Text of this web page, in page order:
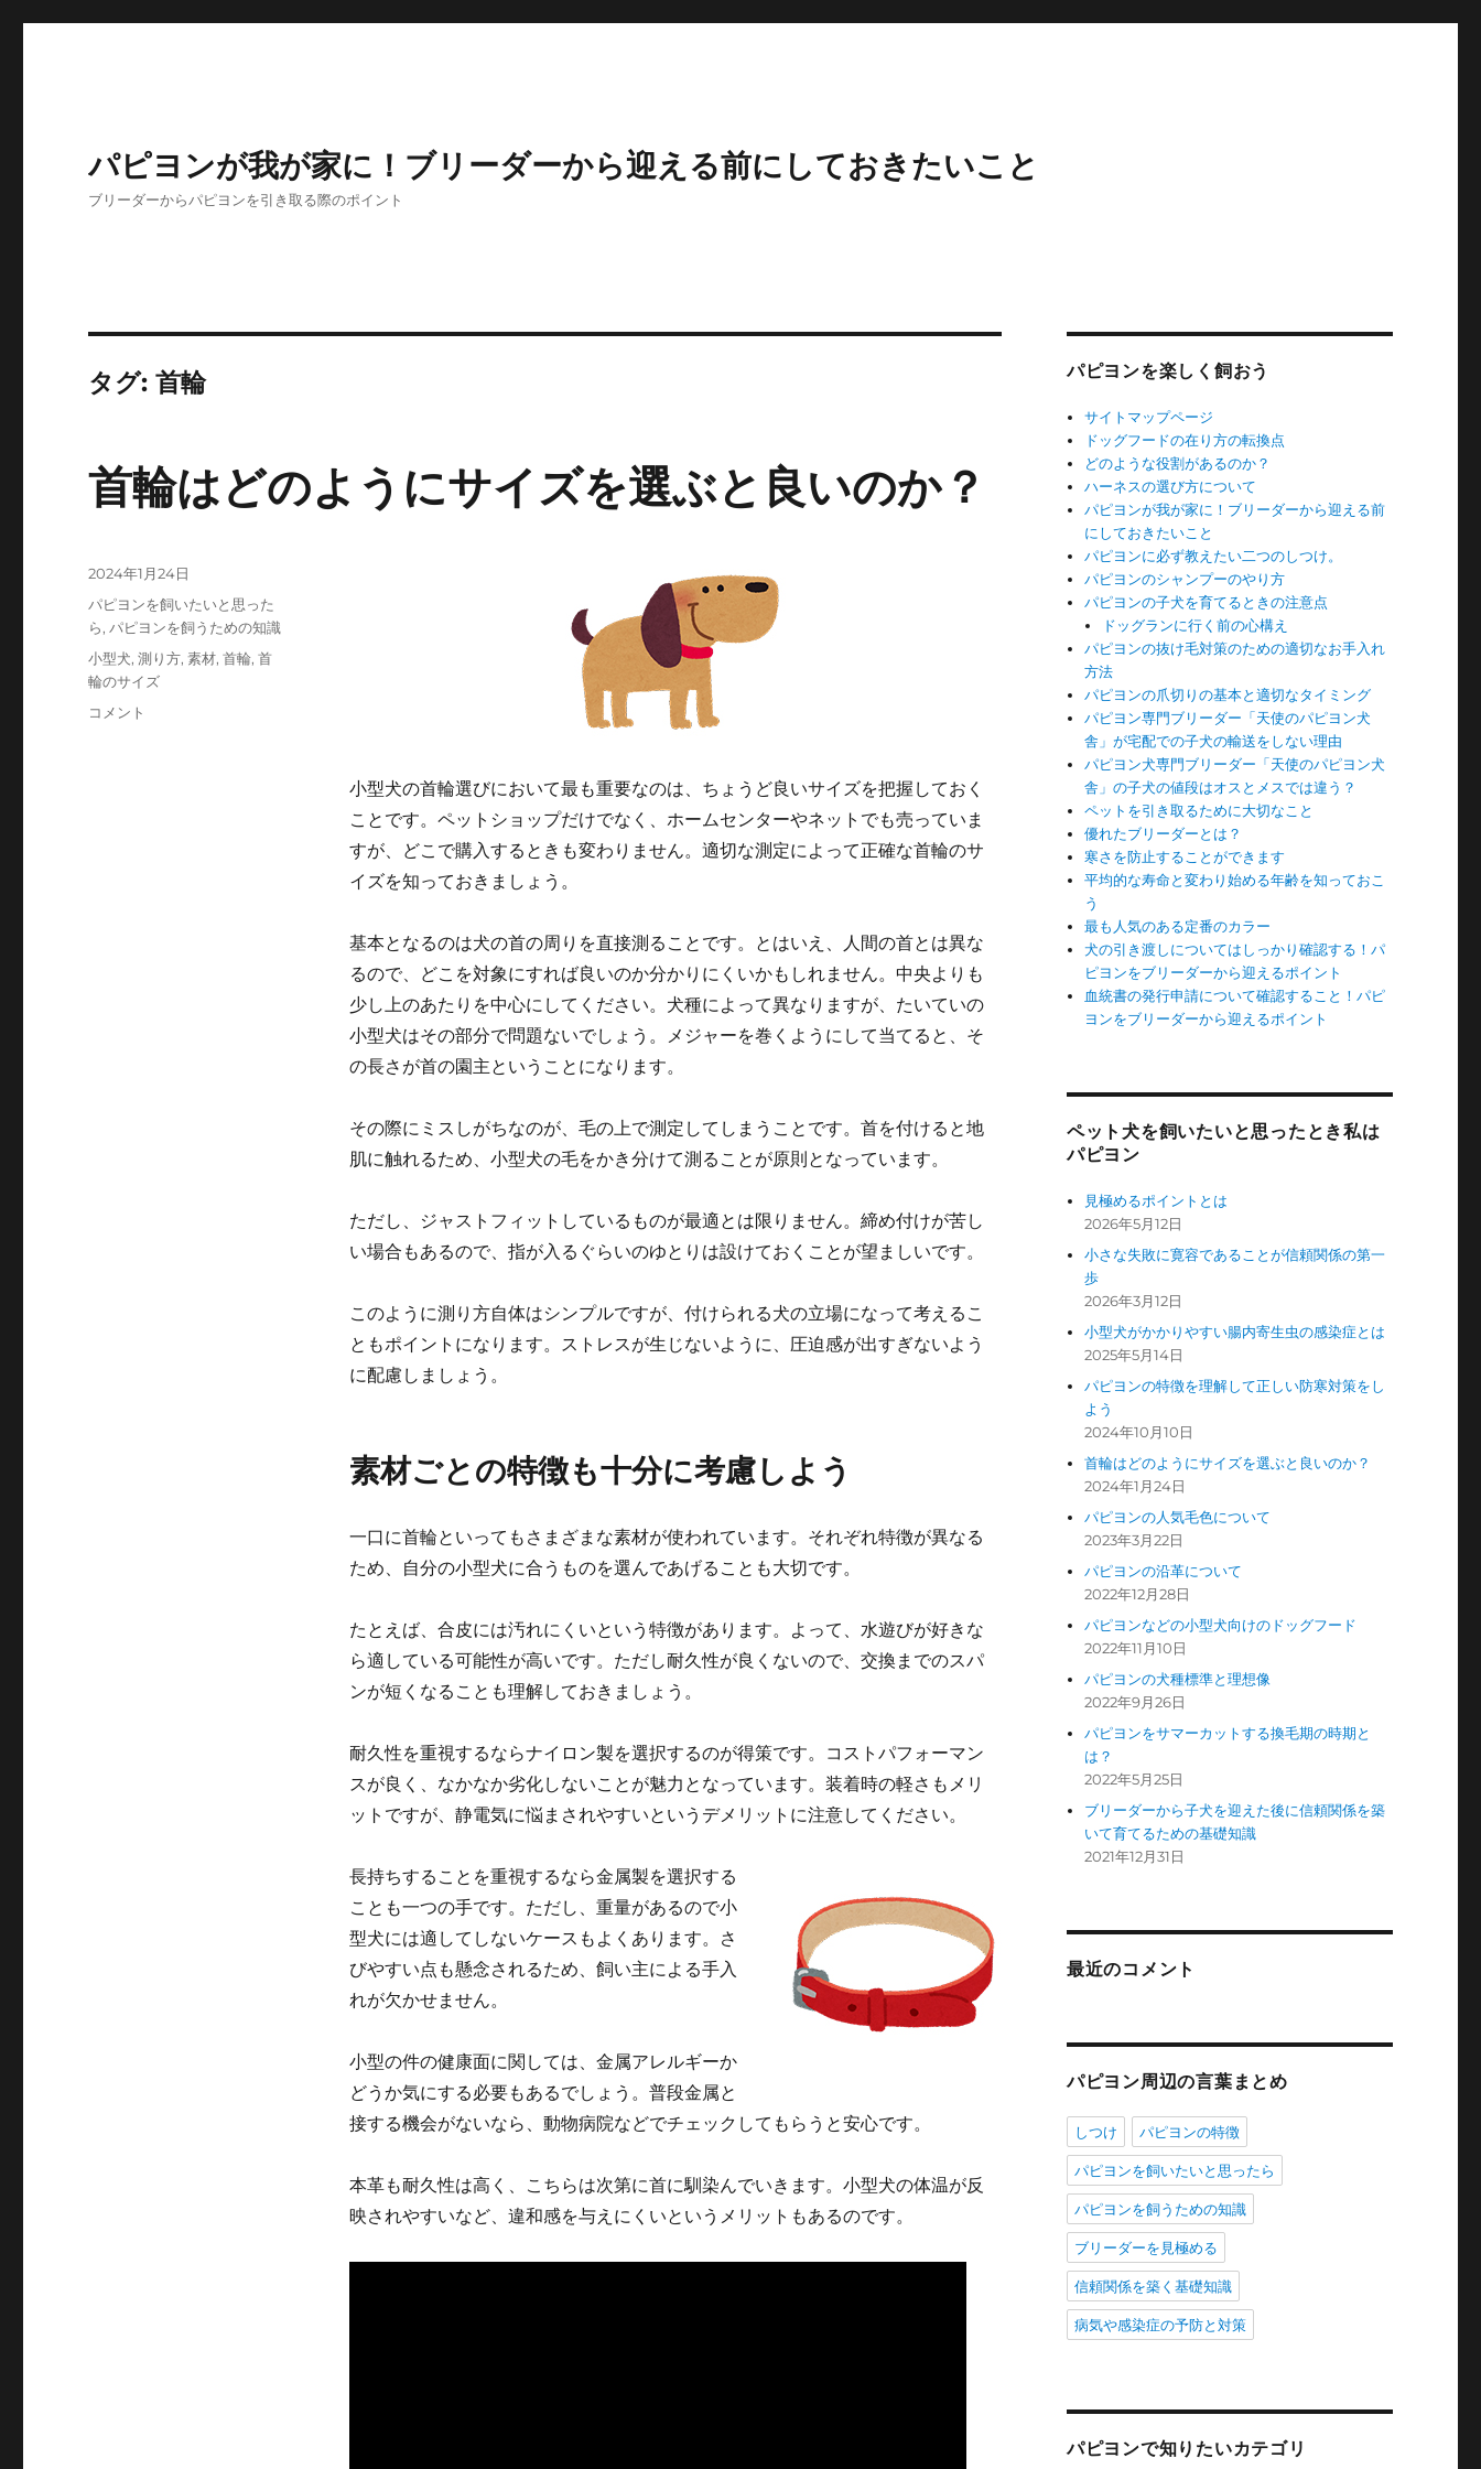
パピヨンが我が家に！ブリーダーから迎える前にしておきたいこと
ブリーダーからパピヨンを引き取る際のポイント
タグ:首輪
首輪はどのようにサイズを選ぶと良いのか？
小型犬の首輪選びにおいて最も重要なのは、ちょうど良いサイズを把握しておく
ことです。ペットショップだけでなく、ホームセンターやネットでも売っていま
すが、どこで購入するときも変わりません。適切な測定によって正確な首輪のサ
イズを知っておきましょう。
基本となるのは犬の首の周りを直接測ることです。とはいえ、人間の首とは異な
るので、どこを対象にすれば良いのか分かりにくいかもしれません。中央よりも
少し上のあたりを中心にしてください。犬種によって異なりますが、たいていの
小型犬はその部分で問題ないでしょう。メジャーを巻くようにして当てると、そ
の長さが首の園主ということになります。
その際にミスしがちなのが、毛の上で測定してしまうことです。首を付けると地
肌に触れるため、小型犬の毛をかき分けて測ることが原則となっています。
ただし、ジャストフィットしているものが最適とは限りません。締め付けが苦し
い場合もあるので、指が入るぐらいのゆとりは設けておくことが望ましいです。
このように測り方自体はシンプルですが、付けられる犬の立場になって考えるこ
ともポイントになります。ストレスが生じないように、圧迫感が出すぎないよう
に配慮しましょう。
素材ごとの特徴も十分に考慮しよう
一口に首輪といってもさまざまな素材が使われています。それぞれ特徴が異なる
ため、自分の小型犬に合うものを選んであげることも大切です。
たとえば、合皮には汚れにくいという特徴があります。よって、水遊びが好きな
ら適している可能性が高いです。ただし耐久性が良くないので、交換までのスパ
ンが短くなることも理解しておきましょう。
耐久性を重視するならナイロン製を選択するのが得策です。コストパフォーマン
スが良く、なかなか劣化しないことが魅力となっています。装着時の軽さもメリ
ットですが、静電気に悩まされやすいというデメリットに注意してください。
長持ちすることを重視するなら金属製を選択する
ことも一つの手です。ただし、重量があるので小
型犬には適してしないケースもよくあります。さ
びやすい点も懸念されるため、飼い主による手入
れが欠かせません。
小型の件の健康面に関しては、金属アレルギーか
どうか気にする必要もあるでしょう。普段金属と
接する機会がないなら、動物病院などでチェックしてもらうと安心です。
本革も耐久性は高く、こちらは次第に首に馴染んでいきます。小型犬の体温が反
映されやすいなど、違和感を与えにくいというメリットもあるのです。
投
稿
日:
2024年1月24日
カ
テ
ゴ
リ
パピヨンを飼いたいと思った
ら, パピヨンを飼うための知識
タ
グ
小型犬,測り方,素材,首輪,首
輪のサイズ
首
コメント
パピヨンを楽しく飼おう
サイトマップページ
ドッグフードの在り方の転換点
どのような役割があるのか？
ハーネスの選び方について
パピヨンが我が家に！ブリーダーから迎える前
にしておきたいこと
パピヨンに必ず教えたい二つのしつけ。
パピヨンのシャンプーのやり方
パピヨンの子犬を育てるときの注意点
ドッグランに行く前の心構え
パピヨンの抜け毛対策のための適切なお手入れ
方法
パピヨンの爪切りの基本と適切なタイミング
パピヨン専門ブリーダー「天使のパピヨン犬
舎」が宅配での子犬の輸送をしない理由
パピヨン犬専門ブリーダー「天使のパピヨン犬
舎」の子犬の値段はオスとメスでは違う？
ペットを引き取るために大切なこと
優れたブリーダーとは？
寒さを防止することができます
平均的な寿命と変わり始める年齢を知っておこ
う
最も人気のある定番のカラー
犬の引き渡しについてはしっかり確認する！パ
ピヨンをブリーダーから迎えるポイント
血統書の発行申請について確認すること！パピ
ヨンをブリーダーから迎えるポイント
ペット犬を飼いたいと思ったとき私は
パピヨン
見極めるポイントとは
2026年5月12日
小さな失敗に寛容であることが信頼関係の第一
歩
2026年3月12日
小型犬がかかりやすい腸内寄生虫の感染症とは
2025年5月14日
パピヨンの特徴を理解して正しい防寒対策をし
よう
2024年10月10日
首輪はどのようにサイズを選ぶと良いのか？
2024年1月24日
パピヨンの人気毛色について
2023年3月22日
パピヨンの沿革について
2022年12月28日
パピヨンなどの小型犬向けのドッグフード
2022年11月10日
パピヨンの犬種標準と理想像
2022年9月26日
パピヨンをサマーカットする換毛期の時期と
は？
2022年5月25日
ブリーダーから子犬を迎えた後に信頼関係を築
いて育てるための基礎知識
2021年12月31日
最近のコメント
パピヨン周辺の言葉まとめ
しつけ パピヨンの特徴
パピヨンを飼いたいと思ったら
パピヨンを飼うための知識
ブリーダーを見極める
信頼関係を築く基礎知識
病気や感染症の予防と対策
パピヨンで知りたいカテゴリ